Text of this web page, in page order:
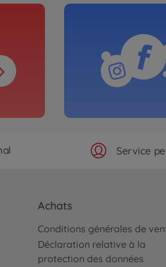
Service
Achats
Conditions générales de
Déclaration relative à la
protection des données